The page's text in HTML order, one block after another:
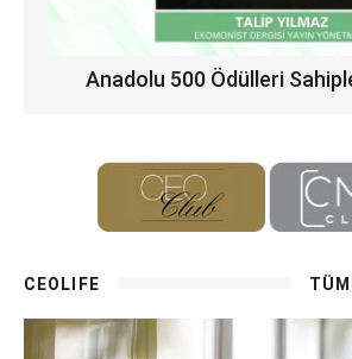
Anadolu 500 Ödülleri
CEOLIFE